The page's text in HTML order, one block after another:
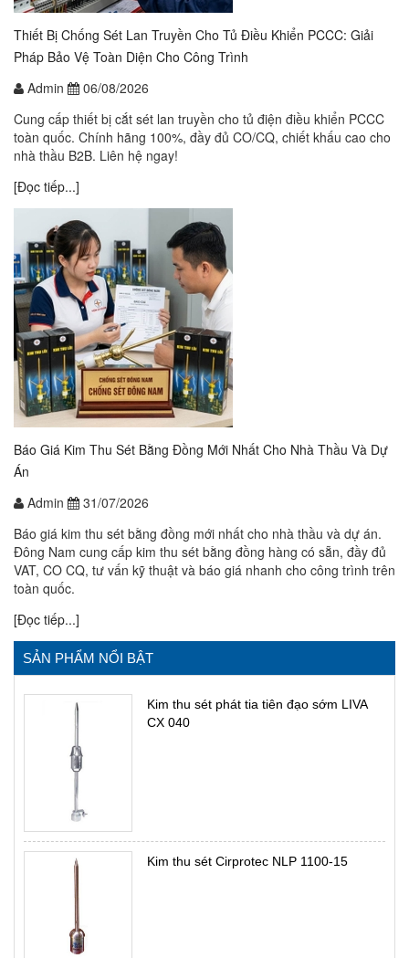
Thiết Bị Chống Sét Lan Truyền Cho Tủ Điều Khiển PCCC: Giải
Pháp Bảo Vệ Toàn Diện Cho Công Trình
Admin
06/08/2026
Cung cấp thiết bị cắt sét lan truyền cho tủ điện điều khiển PCCC
toàn quốc. Chính hãng 100%, đầy đủ CO/CQ, chiết khấu cao cho
nhà thầu B2B. Liên hệ ngay!
[Đọc tiếp...]
Báo Giá Kim Thu Sét Bằng Đồng Mới Nhất Cho Nhà Thầu Và Dự
Án
Admin
31/07/2026
Báo giá kim thu sét bằng đồng mới nhất cho nhà thầu và dự án.
Đông Nam cung cấp kim thu sét bằng đồng hàng có sẵn, đầy đủ
VAT, CO CQ, tư vấn kỹ thuật và báo giá nhanh cho công trình trên
toàn quốc.
[Đọc tiếp...]
SẢN PHẨM NỔI BẬT
Kim thu sét phát tia tiên đạo sớm LIVA
CX 040
Kim thu sét Cirprotec NLP 1100-15